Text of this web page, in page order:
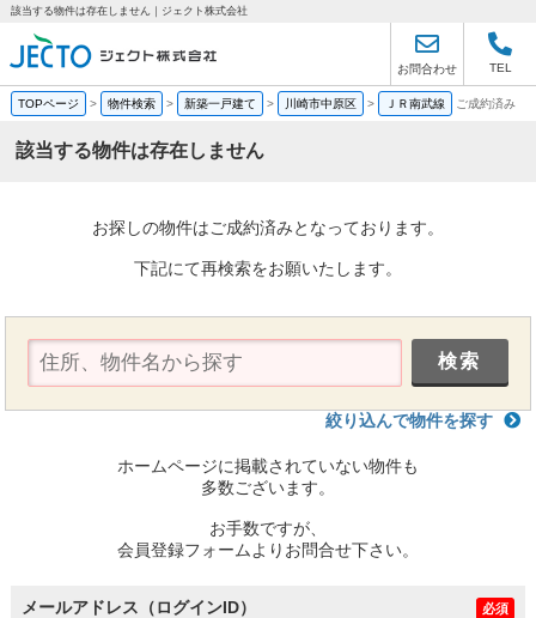
該当する物件は存在しません｜ジェクト株式会社
お問合わせ TEL
TOPページ > 物件検索 > 新築一戸建て > 川崎市中原区 > ＪＲ南武線 ご成約済み
該当する物件は存在しません
お探しの物件はご成約済みとなっております。
下記にて再検索をお願いたします。
絞り込んで物件を探す
ホームページに掲載されていない物件も
多数ございます。
お手数ですが、
会員登録フォームよりお問合せ下さい。
メールアドレス（ログインID） 必須